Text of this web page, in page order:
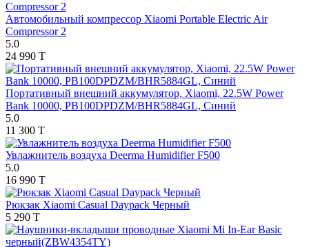
Автомобильный компрессор Xiaomi Portable Electric Air
Compressor 2
5.0
24 990 T
Портативный внешний аккумулятор, Xiaomi, 22.5W Power
Bank 10000, PB100DPDZM/BHR5884GL, Синий
5.0
11 300 T
Увлажнитель воздуха Deerma Humidifier F500
5.0
16 990 T
Рюкзак Xiaomi Casual Daypack Черный
5 290 T